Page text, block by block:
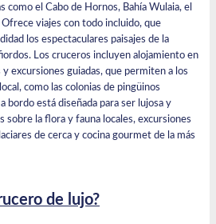
como el Cabo de Hornos, Bahía Wulaia, el
Ofrece viajes con todo incluido, que
los espectaculares paisajes de la
Los cruceros incluyen alojamiento en
excursiones guiadas, que permiten a los
como las colonias de pingüinos
bordo está diseñada para ser lujosa y
sobre la flora y fauna locales, excursiones
de cerca y cocina gourmet de la más
de lujo?